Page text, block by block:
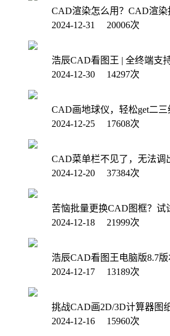
CAD渲染怎么用？CAD渲染
2024-12-31 20006次
浩辰CAD看图王 | 全终端支
2024-12-30 14297次
CAD画地球仪，轻松get二三
2024-12-25 17608次
CAD菜单栏不见了，无法调
2024-12-20 37384次
苦恼批量更换CAD图框？试
2024-12-18 21999次
浩辰CAD看图王电脑版8.7
2024-12-17 13189次
挑战CAD画2D/3D计算器图
2024-12-16 15960次